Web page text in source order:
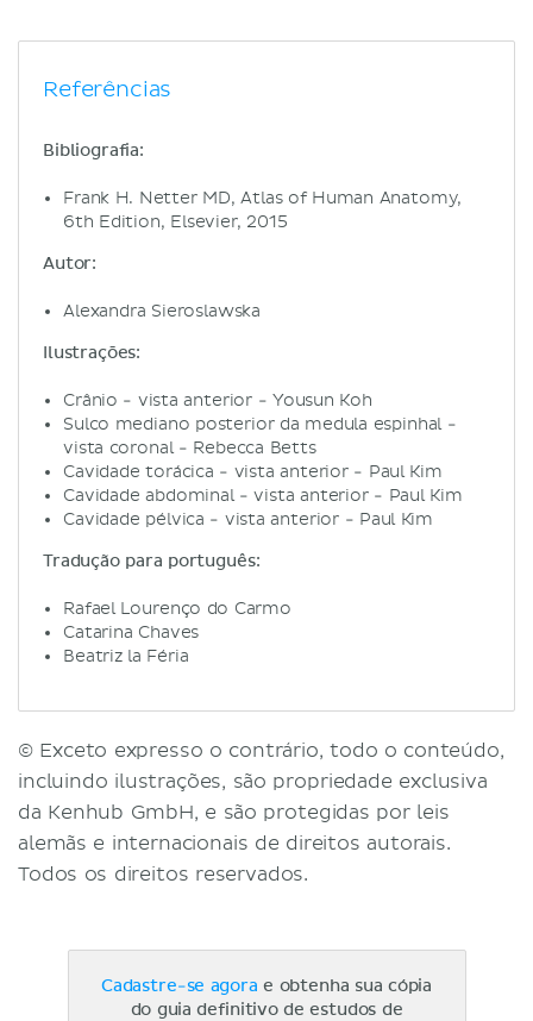
Referências
Bibliografia:
Frank H. Netter MD, Atlas of Human Anatomy,
6th Edition, Elsevier, 2015
Autor:
Alexandra Sieroslawska
Ilustrações:
Crânio - vista anterior - Yousun Koh
Sulco mediano posterior da medula espinhal -
vista coronal - Rebecca Betts
Cavidade torácica - vista anterior - Paul Kim
Cavidade abdominal - vista anterior - Paul Kim
Cavidade pélvica - vista anterior - Paul Kim
Tradução para português:
Rafael Lourenço do Carmo
Catarina Chaves
Beatriz la Féria
© Exceto expresso o contrário, todo o conteúdo,
incluindo ilustrações, são propriedade exclusiva
da Kenhub GmbH, e são protegidas por leis
alemãs e internacionais de direitos autorais.
Todos os direitos reservados.
Cadastre-se agora e obtenha sua cópia
do guia definitivo de estudos de